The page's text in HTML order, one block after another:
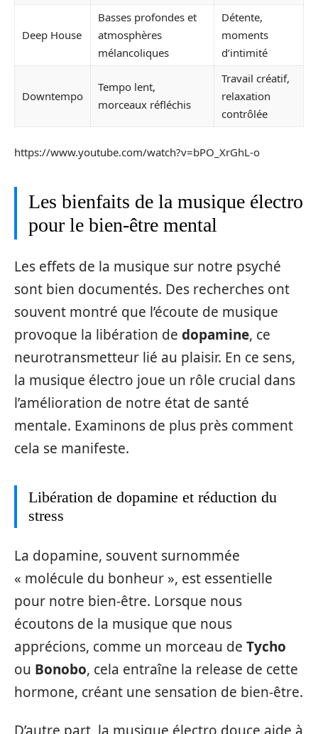
Deep House
Basses profondes et
atmosphères
mélancoliques
Détente,
moments
d’intimité
Downtempo
Tempo lent,
morceaux réfléchis
Travail créatif,
relaxation
contrôlée
https://www.youtube.com/watch?v=bPO_XrGhL-o
Les bienfaits de la musique électro
pour le bien-être mental
Les effets de la musique sur notre psyché
sont bien documentés. Des recherches ont
souvent montré que l’écoute de musique
provoque la libération de dopamine, ce
neurotransmetteur lié au plaisir. En ce sens,
la musique électro joue un rôle crucial dans
l’amélioration de notre état de santé
mentale. Examinons de plus près comment
cela se manifeste.
Libération de dopamine et réduction du
stress
La dopamine, souvent surnommée
« molécule du bonheur », est essentielle
pour notre bien-être. Lorsque nous
écoutons de la musique que nous
apprécions, comme un morceau de Tycho
ou Bonobo, cela entraîne la release de cette
hormone, créant une sensation de bien-être.